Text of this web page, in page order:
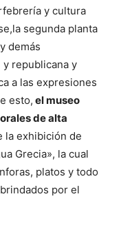
y cultura
segunda planta
demás
republicana y
a las expresiones
esto, el museo
de alta
la exhibición de
Grecia», la cual
platos y todo
por el